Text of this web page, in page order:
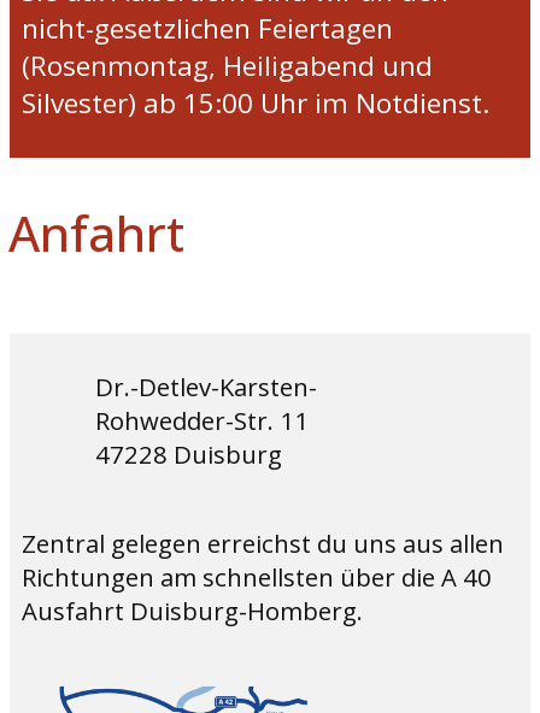
nicht-gesetzlichen Feiertagen
(Rosenmontag, Heiligabend und
Silvester) ab 15:00 Uhr im Notdienst.
Anfahrt
Dr.-Detlev-Karsten-
Rohwedder-Str. 11
47228 Duisburg
Zentral gelegen erreichst du uns aus allen
Richtungen am schnellsten über die A 40
Ausfahrt Duisburg-Homberg.